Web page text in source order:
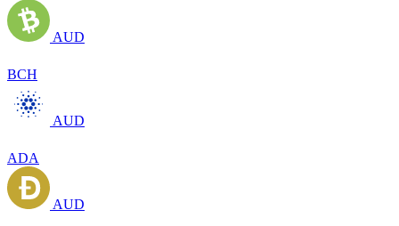
AUD
BCH
AUD
ADA
AUD